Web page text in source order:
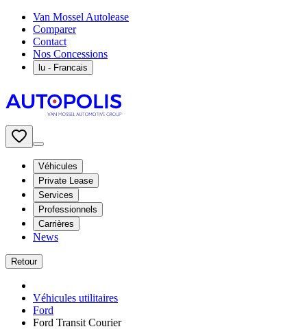
Van Mossel Autolease
Comparer
Contact
Nos Concessions
lu - Francais
Véhicules
Private Lease
Services
Professionnels
Carrières
News
Retour
Véhicules utilitaires
Ford
Ford Transit Courier